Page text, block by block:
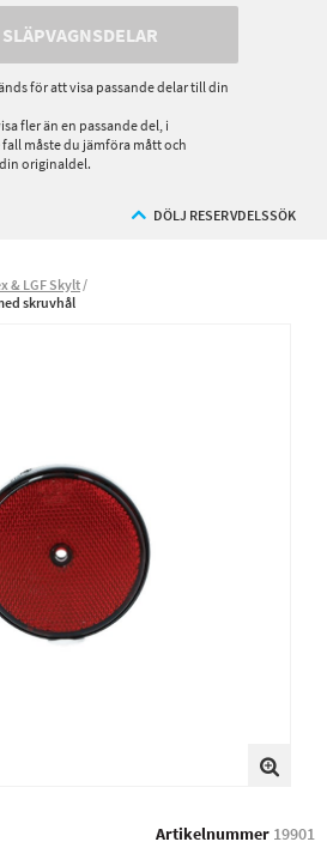
för att visa passande delar till din
fler än en passande del, i
måste du jämföra mått och
originaldel.
DÖLJ RESERVDELSSÖK
& LGF Skylt
skruvhål
Artikelnummer 19901